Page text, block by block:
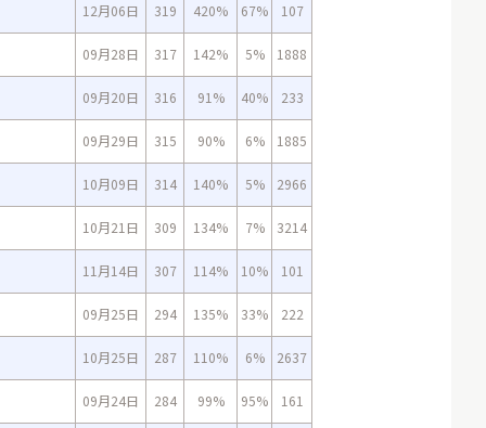
12月06日 319 420% 67% 107
09月28日 317 142% 5% 1888
09月20日 316 91% 40% 233
09月29日 315 90% 6% 1885
10月09日 314 140% 5% 2966
10月21日 309 134% 7% 3214
11月14日 307 114% 10% 101
09月25日 294 135% 33% 222
10月25日 287 110% 6% 2637
09月24日 284 99% 95% 161